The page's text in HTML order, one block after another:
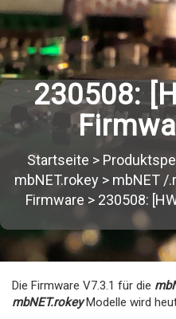
230508:
Startseite >
mbNET.rokey > mbNET /
Firmware > 230508:
Die Firmware V7.3.1 für die
mbNET.rokeyModelle wird